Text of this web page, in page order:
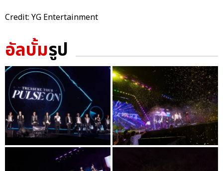
Credit: YG Entertainment
อัลบั้มรูป